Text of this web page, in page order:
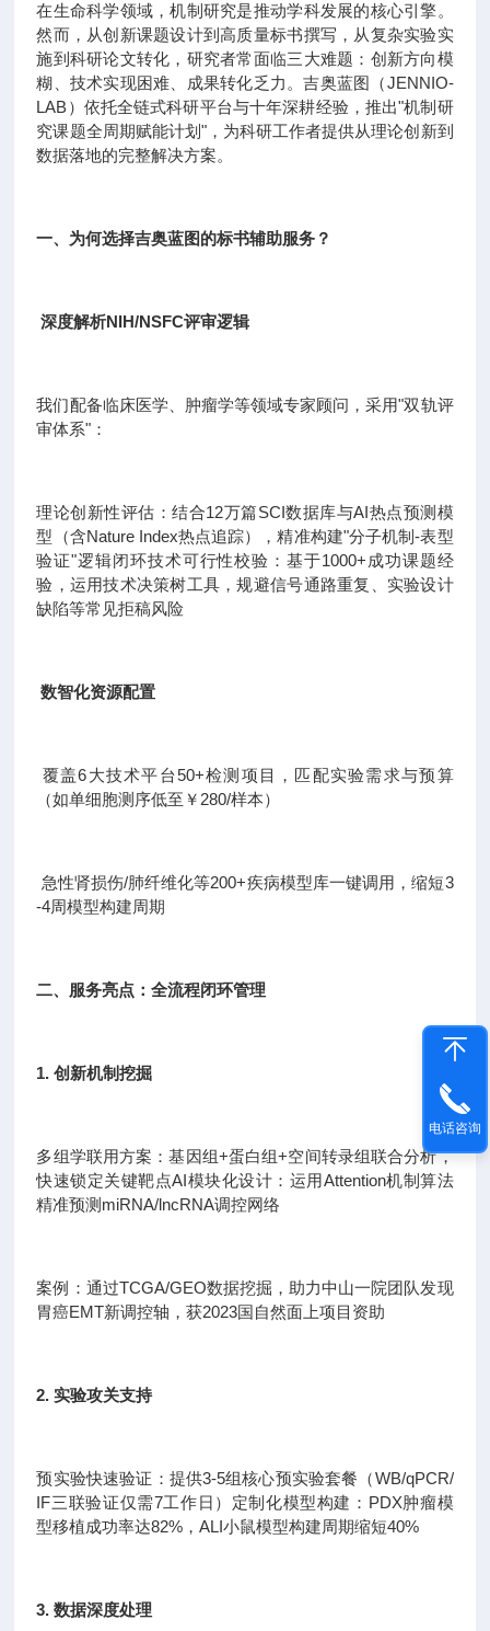
在生命科学领域，机制研究是推动学科发展的核心引擎。
然而，从创新课题设计到高质量标书撰写，从复杂实验实
施到科研论文转化，研究者常面临三大难题：创新方向模
糊、技术实现困难、成果转化乏力。吉奥蓝图（JENNIO-
LAB）依托全链式科研平台与十年深耕经验，推出"机制研
究课题全周期赋能计划"，为科研工作者提供从理论创新到
数据落地的完整解决方案。
一、为何选择吉奥蓝图的标书辅助服务？
深度解析NIH/NSFC评审逻辑
我们配备临床医学、肿瘤学等领域专家顾问，采用"双轨评
审体系"：
理论创新性评估：结合12万篇SCI数据库与AI热点预测模
型（含Nature Index热点追踪），精准构建"分子机制-表型
验证"逻辑闭环技术可行性校验：基于1000+成功课题经
验，运用技术决策树工具，规避信号通路重复、实验设计
缺陷等常见拒稿风险
数智化资源配置
覆盖6大技术平台50+检测项目，匹配实验需求与预算
（如单细胞测序低至￥280/样本）
急性肾损伤/肺纤维化等200+疾病模型库一键调用，缩短3
-4周模型构建周期
二、服务亮点：全流程闭环管理
1. 创新机制挖掘
多组学联用方案：基因组+蛋白组+空间转录组联合分析，
快速锁定关键靶点AI模块化设计：运用Attention机制算法
精准预测miRNA/lncRNA调控网络
案例：通过TCGA/GEO数据挖掘，助力中山一院团队发现
胃癌EMT新调控轴，获2023国自然面上项目资助
2. 实验攻关支持
预实验快速验证：提供3-5组核心预实验套餐（WB/qPCR/
IF三联验证仅需7工作日）定制化模型构建：PDX肿瘤模
型移植成功率达82%，ALI小鼠模型构建周期缩短40%
3. 数据深度处理
电话咨询